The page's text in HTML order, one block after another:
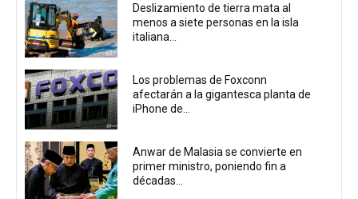
Deslizamiento de tierra mata al
menos a siete personas en la isla
italiana...
Los problemas de Foxconn
afectarán a la gigantesca planta de
iPhone de...
Anwar de Malasia se convierte en
primer ministro, poniendo fin a
décadas...